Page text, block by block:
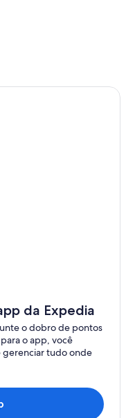
da Expedia
o dobro de pontos
o app, você
gerenciar tudo onde